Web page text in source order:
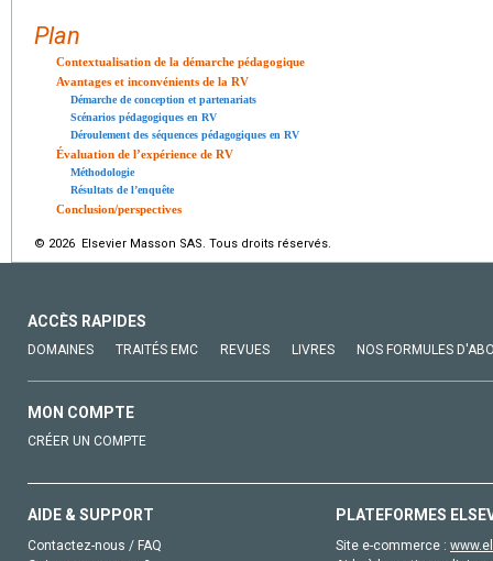
Plan
Contextualisation de la démarche pédagogique
Avantages et inconvénients de la RV
Démarche de conception et partenariats
Scénarios pédagogiques en RV
Déroulement des séquences pédagogiques en RV
Évaluation de l’expérience de RV
Méthodologie
Résultats de l’enquête
Conclusion/perspectives
© 2026 Elsevier Masson SAS. Tous droits réservés.
ACCÈS RAPIDES
DOMAINES TRAITÉS EMC REVUES LIVRES NOS FORMULES
MON COMPTE
CRÉER UN COMPTE
AIDE & SUPPORT
Contactez-nous / FAQ
PLATEFORMES
Site e-commerce :